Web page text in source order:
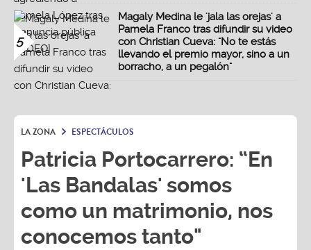
5
Magaly Medina le 'jala las orejas' a
Pamela Franco tras difundir su video
con Christian Cueva: "No te estás
llevando el premio mayor, sino a un
borracho, a un pegalón"
LA ZONA ESPECTÁCULOS
Patricia Portocarrero: “En
'Las Bandalas' somos
como un matrimonio, nos
conocemos tanto"